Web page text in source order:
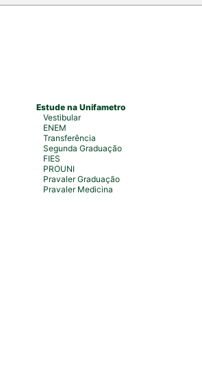
Estude na Unifametro
Vestibular
ENEM
Transferência
Segunda Graduação
FIES
PROUNI
Pravaler Graduação
Pravaler Medicina